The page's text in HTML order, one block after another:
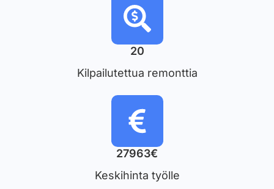
20
Kilpailutettua remonttia
27963€
Keskihinta työlle